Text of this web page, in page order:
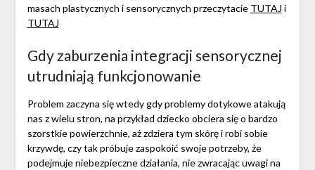
masach plastycznych i sensorycznych przeczytacie TUTAJ i
TUTAJ
Gdy zaburzenia integracji sensorycznej
utrudniają funkcjonowanie
Problem zaczyna się wtedy gdy problemy dotykowe atakują
nas z wielu stron, na przykład dziecko obciera się o bardzo
szorstkie powierzchnie, aż zdziera tym skórę i robi sobie
krzywdę, czy tak próbuje zaspokoić swoje potrzeby, że
podejmuje niebezpieczne działania, nie zwracając uwagi na